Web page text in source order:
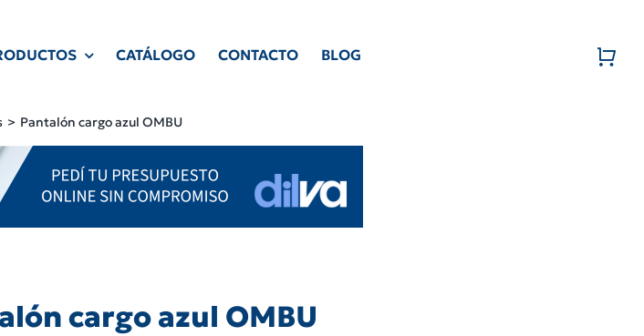
CATÁLOGO CONTACTO BLOG
Pantalón cargo azul OMBU
cargo azul OMBU